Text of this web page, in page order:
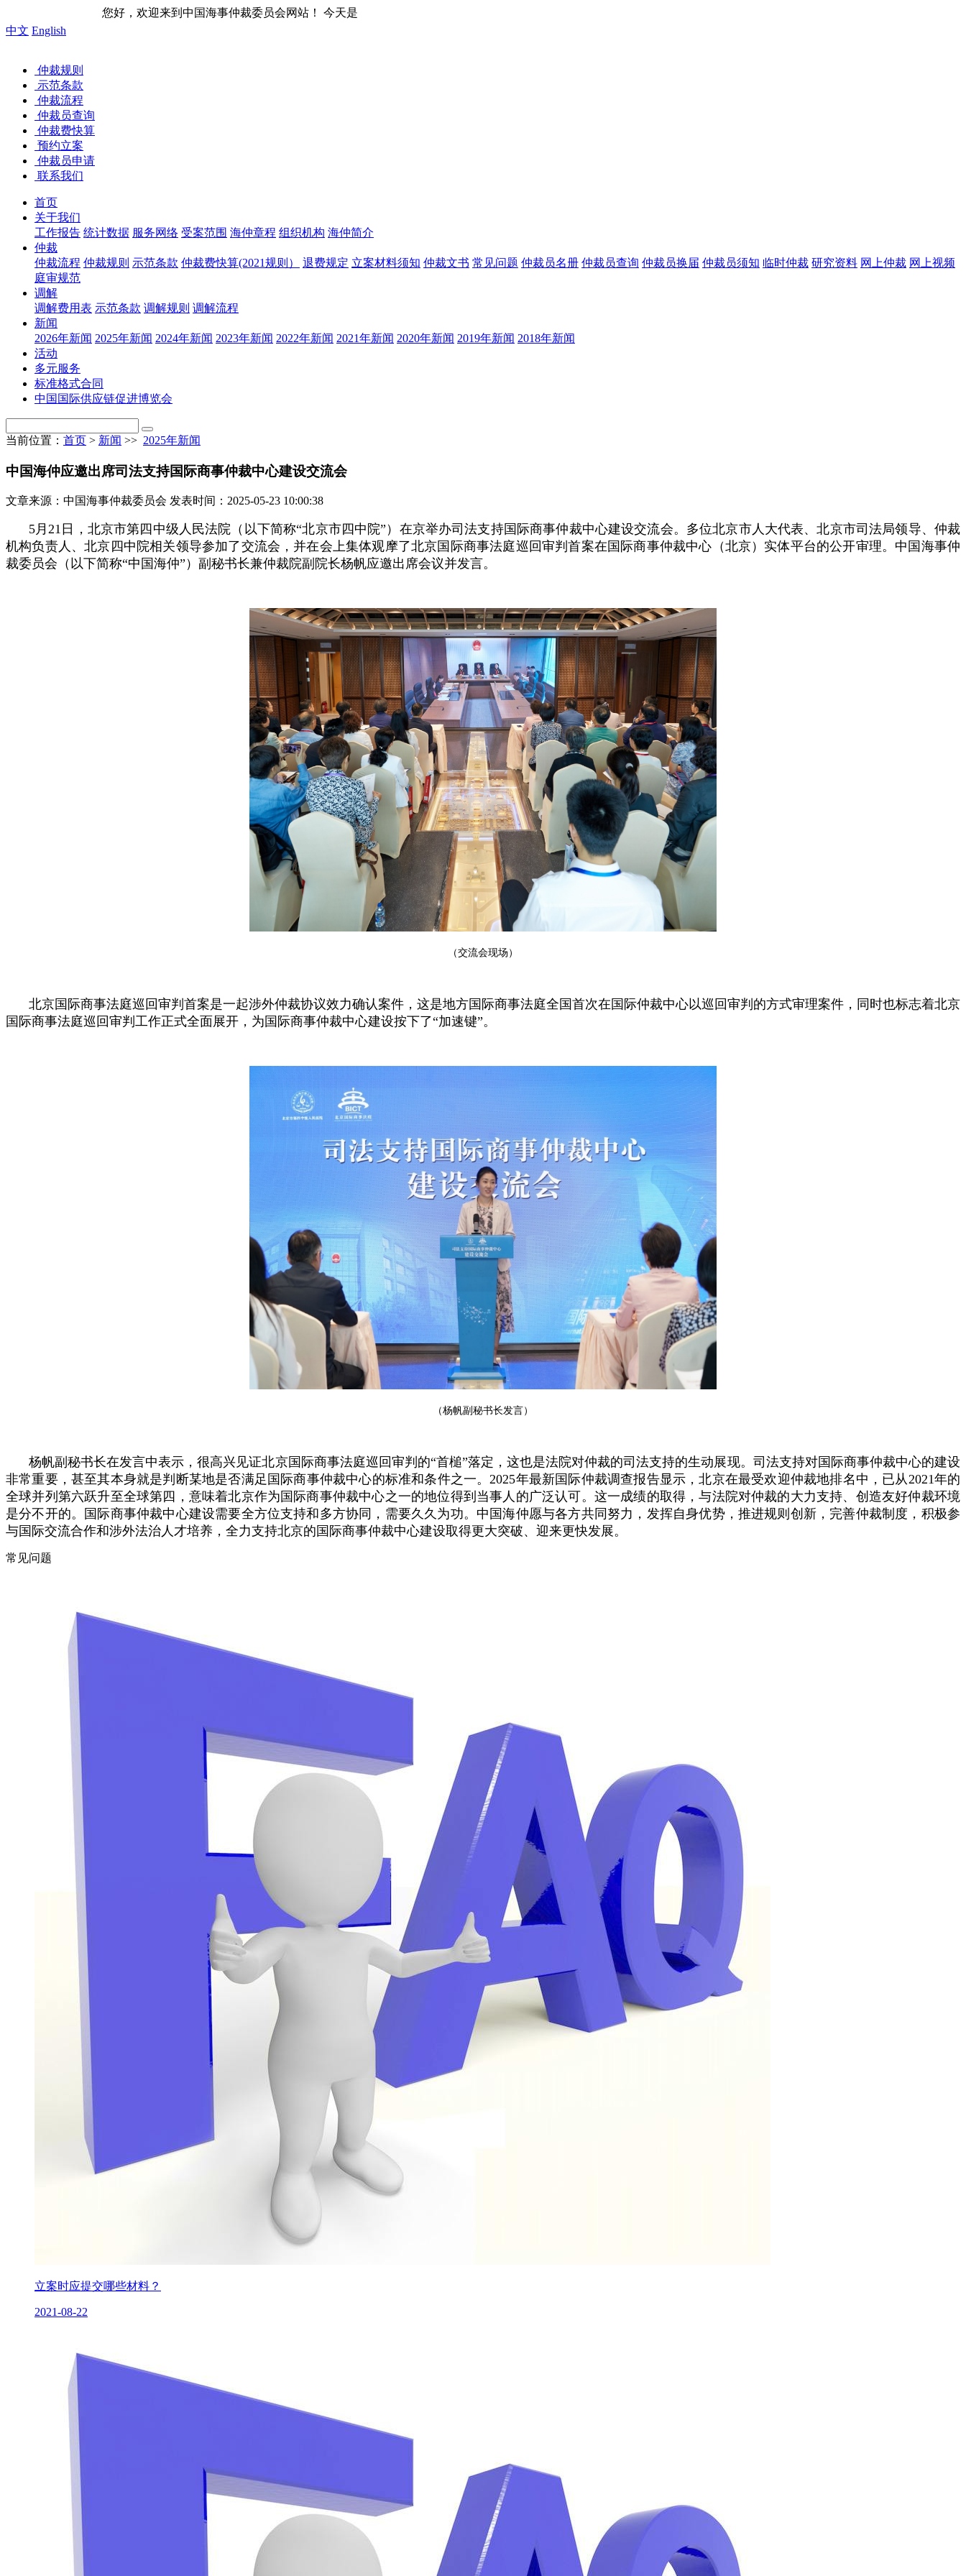
，欢迎来到中国海事仲裁委员会网站！ 今天是
中文 English
仲裁规则
示范条款
仲裁流程
仲裁员查询
仲裁费快算
预约立案
仲裁员申请
联系我们
首页
关于我们
工作报告 统计数据 服务网络 受案范围 海仲章程 组织机构 海仲简介
仲裁
仲裁流程 仲裁规则 示范条款 仲裁费快算(2021规则） 退费规定 立案材料须知 仲裁文书 常见问题 仲裁员名册 仲裁员查询 仲裁员换届 仲裁员须知 临时仲裁 研究资料 网上仲裁 网上视频
庭审规范
调解
调解费用表 示范条款 调解规则 调解流程
新闻
2026年新闻 2025年新闻 2024年新闻 2023年新闻 2022年新闻 2021年新闻 2020年新闻 2019年新闻 2018年新闻
活动
多元服务
标准格式合同
中国国际供应链促进博览会
当前位置： 首页 > 新闻 >> 2025年新闻
中国海仲应邀出席司法支持国际商事仲裁中心建设交流会
文章来源：中国海事仲裁委员会 发表时间：2025-05-23 10:00:38
5月21日，北京市第四中级人民法院（以下简称“北京市四中院”）在京举办司法支持国际商事仲裁中心建设交流会。多位北京市人大代表、北京市司法局领导、仲裁
机构负责人、北京四中院相关领导参加了交流会，并在会上集体观摩了北京国际商事法庭巡回审判首案在国际商事仲裁中心（北京）实体平台的公开审理。中国海事仲
裁委员会（以下简称“中国海仲”）副秘书长兼仲裁院副院长杨帆应邀出席会议并发言。
（交流会现场）
北京国际商事法庭巡回审判首案是一起涉外仲裁协议效力确认案件，这是地方国际商事法庭全国首次在国际仲裁中心以巡回审判的方式审理案件，同时也标志着北京
国际商事法庭巡回审判工作正式全面展开，为国际商事仲裁中心建设按下了“加速键”。
（杨帆副秘书长发言）
杨帆副秘书长在发言中表示，很高兴见证北京国际商事法庭巡回审判的“首槌”落定，这也是法院对仲裁的司法支持的生动展现。司法支持对国际商事仲裁中心的建设
非常重要，甚至其本身就是判断某地是否满足国际商事仲裁中心的标准和条件之一。2025年最新国际仲裁调查报告显示，北京在最受欢迎仲裁地排名中，已从2021年的
全球并列第六跃升至全球第四，意味着北京作为国际商事仲裁中心之一的地位得到当事人的广泛认可。这一成绩的取得，与法院对仲裁的大力支持、创造友好仲裁环境
是分不开的。国际商事仲裁中心建设需要全方位支持和多方协同，需要久久为功。中国海仲愿与各方共同努力，发挥自身优势，推进规则创新，完善仲裁制度，积极参
与国际交流合作和涉外法治人才培养，全力支持北京的国际商事仲裁中心建设取得更大突破、迎来更快发展。
常见问题
立案时应提交哪些材料？
2021-08-22